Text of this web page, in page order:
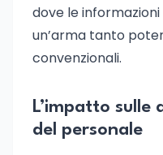
dove le
un’arma tanto
convenzionali.
L’impatto
del personale